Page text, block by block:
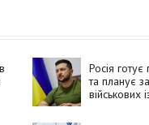
Росія
та планує